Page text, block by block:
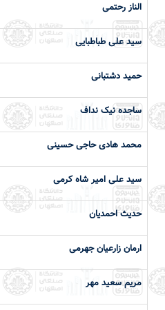
الناز رحتمی
سید علی طباطبایی
حمید دشتبانی
ساجده نیک نداف
محمد هادی حاجی حسینی
سید علی امیر شاه کرمی
حدیث احمدیان
ارمان زارعیان جهرمی
مریم سعید مهر